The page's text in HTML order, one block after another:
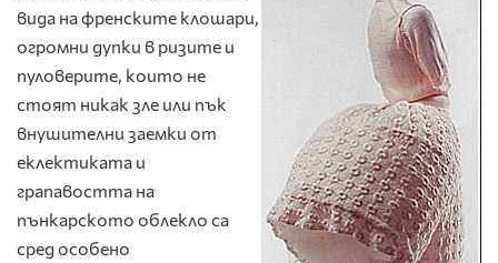
вида на френските клошари,
огромни дупки в ризите и
пуловерите, които не
стоят никак зле или пък
внушителни заемки от
еклектиката и
грапавостта на
пънкарското облекло са
сред особено